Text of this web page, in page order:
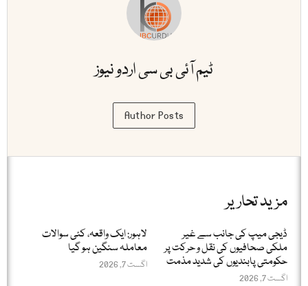
ٹیم آئی بی سی اردو نیوز
Author Posts
مزید تحاریر
ڈیجی میپ کی جانب سے غیر
ملکی صحافیوں کی نقل و حرکت پر
حکومتی پابندیوں کی شدید مذمت
اگست 7, 2026
لاہور: ایک واقعہ، کئی سوالات
معاملہ سنگین ہو گیا
اگست 7, 2026